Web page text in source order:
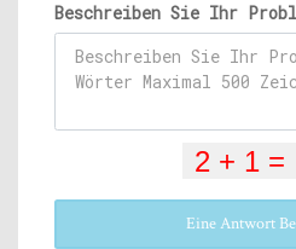
Beschreiben Sie Ihr
Eine Antwort